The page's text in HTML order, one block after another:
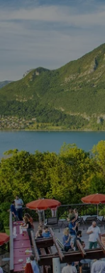
RÉSERVEZ